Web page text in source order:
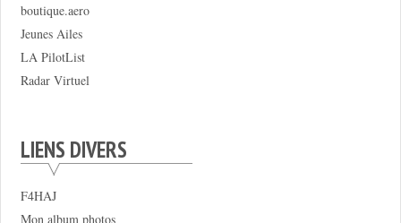
boutique.aero
Jeunes Ailes
LA PilotList
Radar Virtuel
LIENS DIVERS
F4HAJ
Mon album photos